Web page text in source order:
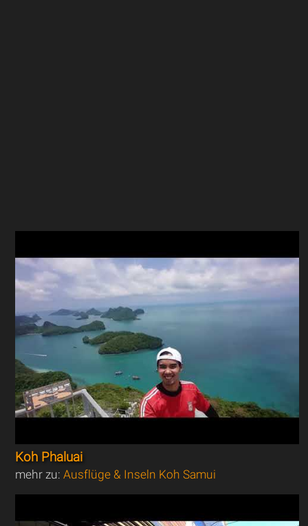
Koh Phaluai
mehr zu:Ausflüge & Inseln Koh Samui